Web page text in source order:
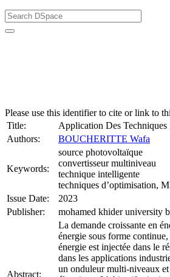
Please use this identifier to cite or link to
Title:
Application Des
Authors:
BOUCHERITTE Wafa
Keywords:
source photovoltaïque
convertisseur multiniveau
technique intelligente
techniques d’optimisation,
Issue Date:
2023
Publisher:
mohamed khider university
Abstract:
La demande croissante en
énergie sous forme
énergie est injectée dans le
dans les applications
un onduleur multi-niveaux et